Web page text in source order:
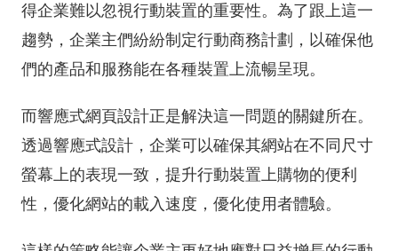
得企業難以忽視行動裝置的重要性。為了跟上這一
趨勢，企業主們紛紛制定行動商務計劃，以確保他
們的產品和服務能在各種裝置上流暢呈現。
而響應式網頁設計正是解決這一問題的關鍵所在。
透過響應式設計，企業可以確保其網站在不同尺寸
螢幕上的表現一致，提升行動裝置上購物的便利
性，優化網站的載入速度，優化使用者體驗。